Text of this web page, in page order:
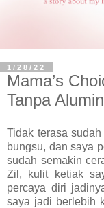
1/28/22
Mama’s
Tanpa
Tidak terasa
bungsu, dan saya
sudah semakin
Zil, kulit ketiak
percaya diri
saya jadi berlebih